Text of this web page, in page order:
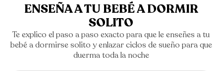
ENSEÑA A TU BEBÉ A DORMIR
SOLITO
Te explico el paso a paso exacto para que le enseñes a tu
bebé a dormirse solito y enlazar ciclos de sueño para que
duerma toda la noche